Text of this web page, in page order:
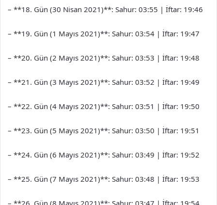
– **18. Gün (30 Nisan 2021)**: Sahur: 03:55 | İftar: 19:46
– **19. Gün (1 Mayıs 2021)**: Sahur: 03:54 | İftar: 19:47
– **20. Gün (2 Mayıs 2021)**: Sahur: 03:53 | İftar: 19:48
– **21. Gün (3 Mayıs 2021)**: Sahur: 03:52 | İftar: 19:49
– **22. Gün (4 Mayıs 2021)**: Sahur: 03:51 | İftar: 19:50
– **23. Gün (5 Mayıs 2021)**: Sahur: 03:50 | İftar: 19:51
– **24. Gün (6 Mayıs 2021)**: Sahur: 03:49 | İftar: 19:52
– **25. Gün (7 Mayıs 2021)**: Sahur: 03:48 | İftar: 19:53
– **26. Gün (8 Mayıs 2021)**: Sahur: 03:47 | İftar: 19:54